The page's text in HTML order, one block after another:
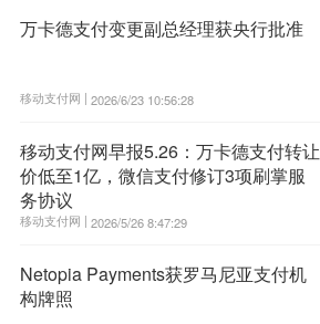
万卡德支付变更副总经理获央行批准
移动支付网 | 2026/6/23 10:56:28
移动支付网早报5.26：万卡德支付转让
价低至1亿，微信支付修订3项刷掌服
务协议
移动支付网 | 2026/5/26 8:47:29
Netopia Payments获罗马尼亚支付机
构牌照